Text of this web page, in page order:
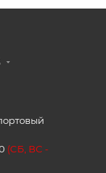
(СБ, ВС -